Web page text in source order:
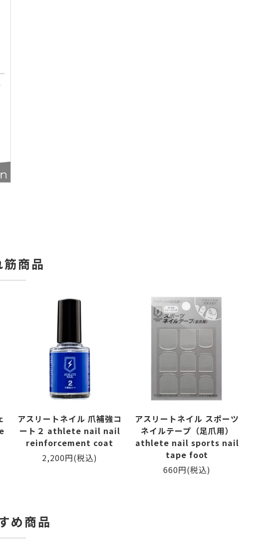
筋商品
アスリートネイル 爪補強コ
ート２ athlete nail nail
reinforcement coat
2,200円(税込)
アスリートネイル スポーツ
ネイルテープ（足爪用）
athlete nail sports nail
tape foot
660円(税込)
め商品